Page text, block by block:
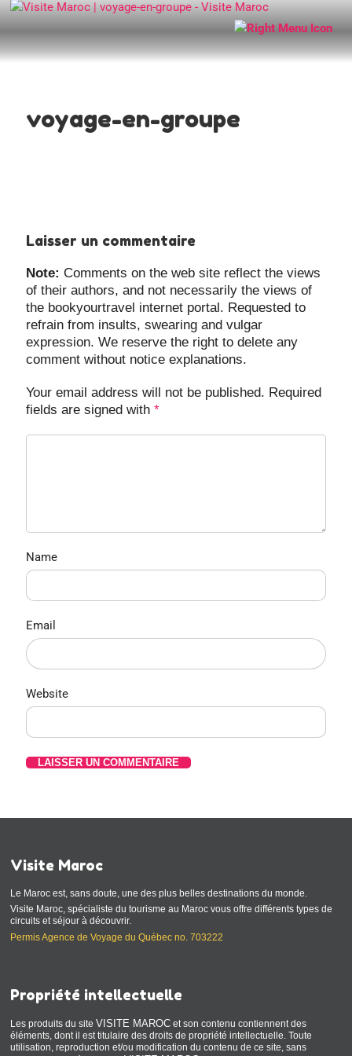
voyage-en-groupe
Laisser un commentaire
Note: Comments on the web site reflect the views
of their authors, and not necessarily the views of
the bookyourtravel internet portal. Requested to
refrain from insults, swearing and vulgar
expression. We reserve the right to delete any
comment without notice explanations.
Your email address will not be published. Required
fields are signed with*
Name
Email
Website
Visite Maroc
Le Maroc est, sans doute, une des plus belles destinations du monde.
Visite Maroc, spécialiste du tourisme au Maroc vous offre différents types de
circuits et séjour à découvrir.
Permis Agence de Voyage du Québec no. 703222
Propriété intellectuelle
Les produits du siteVISITE MAROC et son contenu contiennent des
éléments, dont il est titulaire des droits de propriété intellectuelle. Toute
utilisation, reproduction et/ou modification du contenu de ce site, sans